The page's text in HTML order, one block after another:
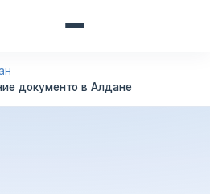
документо в Алдане